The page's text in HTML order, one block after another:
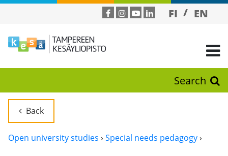
FI EN
Search
Back
Open university studies › Special needs pedagogy›